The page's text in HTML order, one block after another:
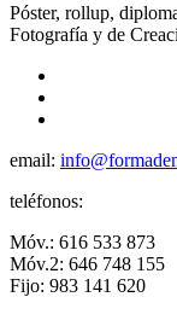
Póster, rollup,
Fotografía y de
email:
teléfonos:
Móv.: 616 533 873
Móv.2: 646 748 155
Fijo: 983 141 620